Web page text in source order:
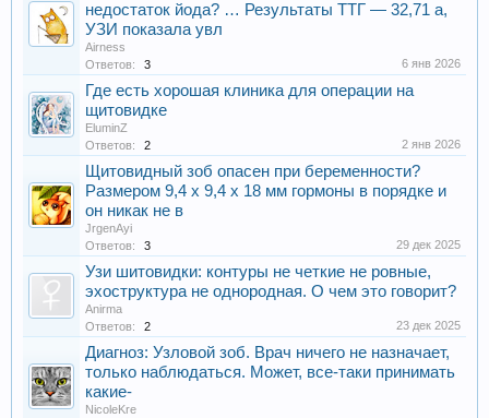
недостаток йода? … Результаты ТТГ — 32,71 а,
УЗИ показала увл
Airness
Ответов:
3 6 янв 2026
Где есть хорошая клиника для операции на
щитовидке
EluminZ
Ответов:
2 2 янв 2026
Щитовидный зоб опасен при беременности?
Размером 9,4 х 9,4 х 18 мм гормоны в порядке и
он никак не в
JrgenAyi
Ответов:
3 29 дек 2025
Узи шитовидки: контуры не четкие не ровные,
эхоструктура не однородная. О чем это говорит?
Anirma
Ответов:
2 23 дек 2025
Диагноз: Узловой зоб. Врач ничего не назначает,
только наблюдаться. Может, все-таки принимать
какие-
NicoleKre